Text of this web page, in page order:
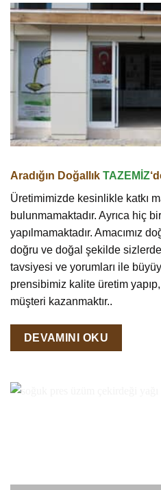
Aradığın Doğallık TAZEMİZ
Üretimimizde kesinlikle katkı
bulunmamaktadır. Ayrıca hiç
yapılmamaktadır. Amacımız
doğru ve doğal şekilde
tavsiyesi ve yorumları ile
prensibimiz kalite üretim
müşteri kazanmaktır..
DEVAMINI OKU